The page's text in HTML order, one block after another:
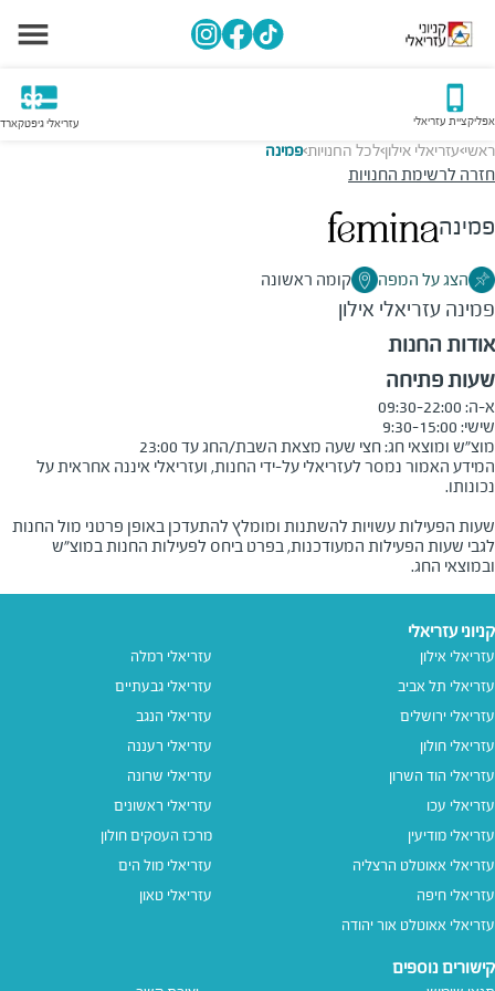
אפליקציית עזריאלי עזריאלי גיפטקארד
ראשי>עזריאלי אילון>לכל החנויות>פמינה
חזרה לרשימת החנויות
פמינה
הצג על המפה קומה ראשונה
פמינה עזריאלי אילון
אודות החנות
שעות פתיחה
מוצ״ש ומוצאי חג: חצי שעה מצאת השבת/החג עד 23:00
המידע האמור נמסר לעזריאלי על-ידי החנות, ועזריאלי איננה אחראית על
שעות הפעילות עשויות להשתנות ומומלץ להתעדכן באופן פרטני מול החנות
לגבי שעות הפעילות המעודכנות, בפרט ביחס לפעילות החנות במוצ"ש
ובמוצאי החג.
קניוני עזריאלי
עזריאלי אילון
עזריאלי תל אביב
עזריאלי ירושלים
עזריאלי חולון
עזריאלי הוד השרון
עזריאלי עכו
עזריאלי מודיעין
עזריאלי אאוטלט הרצליה
עזריאלי חיפה
עזריאלי אאוטלט אור יהודה
עזריאלי רמלה
עזריאלי גבעתיים
עזריאלי הנגב
עזריאלי רעננה
עזריאלי שרונה
עזריאלי ראשונים
מרכז העסקים חולון
עזריאלי מול הים
עזריאלי טאון
קישורים נוספים